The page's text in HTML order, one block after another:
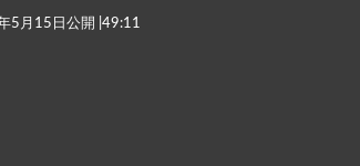
5月15日 公開 |49:11